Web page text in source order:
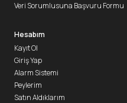
Veri Sorumlusuna Başvuru Formu
Hesabım
Kayıt Ol
Giriş Yap
Alarm Sistemi
Peylerim
Satın Aldıklarım